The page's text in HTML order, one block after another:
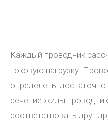
Каждый проводник
токовую нагрузку.
определены достаточно
сечение жилы
соответствовать друг